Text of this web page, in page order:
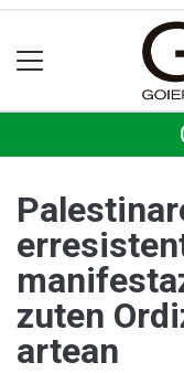
zuten
artean